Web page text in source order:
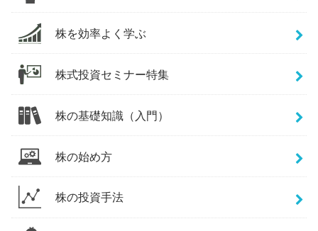
株を効率よく学ぶ
株式投資セミナー特集
株の基礎知識（入門）
株の始め方
株の投資手法